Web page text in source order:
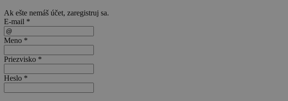
Ak ešte nemáš účet, zaregistruj sa.
E-mail *
Meno *
Priezvisko *
Heslo *